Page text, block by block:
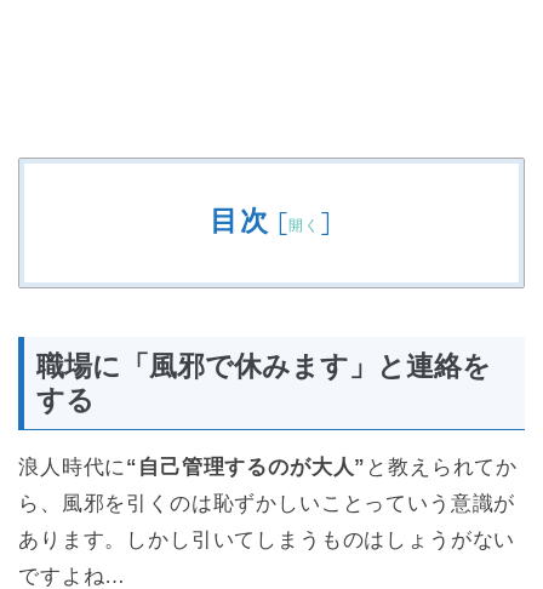
目次 [開く ]
職場に「風邪で休みます」と連絡を
する
浪人時代に“自己管理するのが大人” と教えられてか
ら、風邪を引くのは恥ずかしいことっていう意識が
あります。しかし引いてしまうものはしょうがない
ですよね…